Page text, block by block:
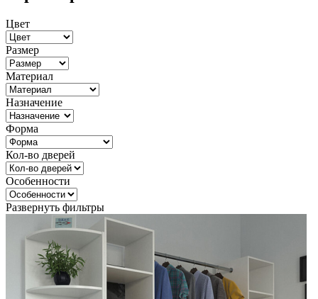
Цвет
Размер
Материал
Назначение
Форма
Кол-во дверей
Особенности
Развернуть фильтры